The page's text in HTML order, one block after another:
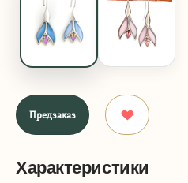
Предзаказ
Характеристики